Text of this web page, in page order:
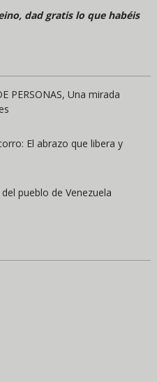
dad gratis lo que habéis
PERSONAS, Una mirada
El abrazo que libera y
pueblo de Venezuela